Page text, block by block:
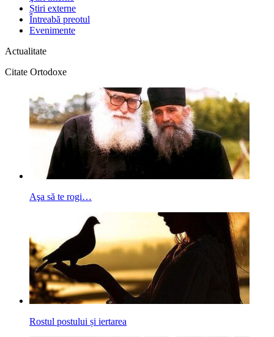
Știri externe
Întreabă preotul
Evenimente
Actualitate
Citate Ortodoxe
Aşa să te rogi…
Rostul postului și iertarea